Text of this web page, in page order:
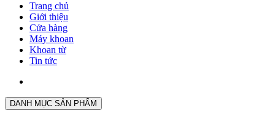
Trang chủ
Giới thiệu
Cửa hàng
Máy khoan
Khoan từ
Tin tức
DANH MỤC SẢN PHẨM